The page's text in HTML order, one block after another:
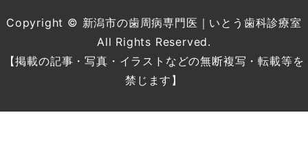
Copyright © 新潟市の歯周病専門医｜いとう歯科診療室
All Rights Reserved.
【掲載の記事・写真・イラストなどの無断複写・転載等を
禁じます】